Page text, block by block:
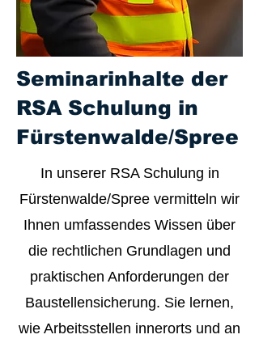
Seminarinhalte der
RSA Schulung in
Fürstenwalde/Spree
In unserer RSA Schulung in
Fürstenwalde/Spree vermitteln wir
Ihnen umfassendes Wissen über
die rechtlichen Grundlagen und
praktischen Anforderungen der
Baustellensicherung. Sie lernen,
wie Arbeitsstellen innerorts und an